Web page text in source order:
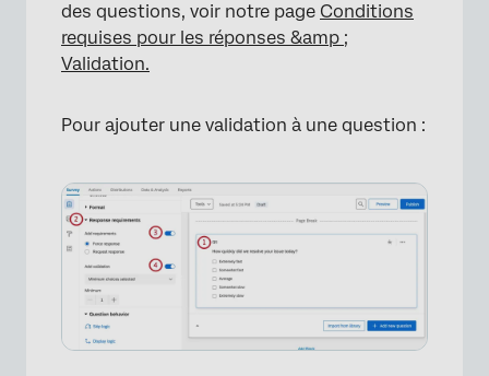
des questions, voir notre page Conditions
requises pour les réponses &amp ;
Validation.
Pour ajouter une validation à une question :